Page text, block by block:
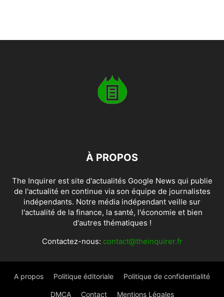
À PROPOS
The Inquirer est site d'actualités Google News qui publie
de l'actualité en continue via son équipe de journalistes
indépendants. Notre média indépendant veille sur
l'actualité de la finance, la santé, l'économie et bien
d'autres thématiques !
Contactez-nous: contact@theinquirer.fr
A propos Politique éditoriale Politique de confidentialité
DMCA Contact Mentions Légales